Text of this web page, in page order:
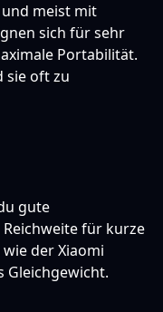
meist mit
sich für sehr
Portabilität.
sie oft zu
gute
für kurze
wie derXiaomi
Gleichgewicht.